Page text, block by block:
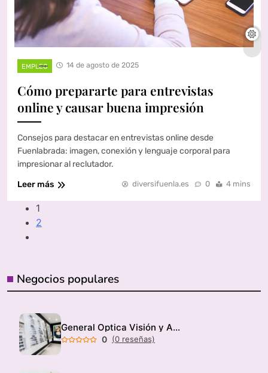
EMPLEO 14 de agosto de 2025
Cómo prepararte para entrevistas
online y causar buena impresión
Consejos para destacar en entrevistas online desde
Fuenlabrada: imagen, conexión y lenguaje corporal para
impresionar al reclutador.
Leer más
diversifuenla.es 0 4 mins
1
2
Negocios populares
General Optica Visión y Audición
0 (0 reseñas)